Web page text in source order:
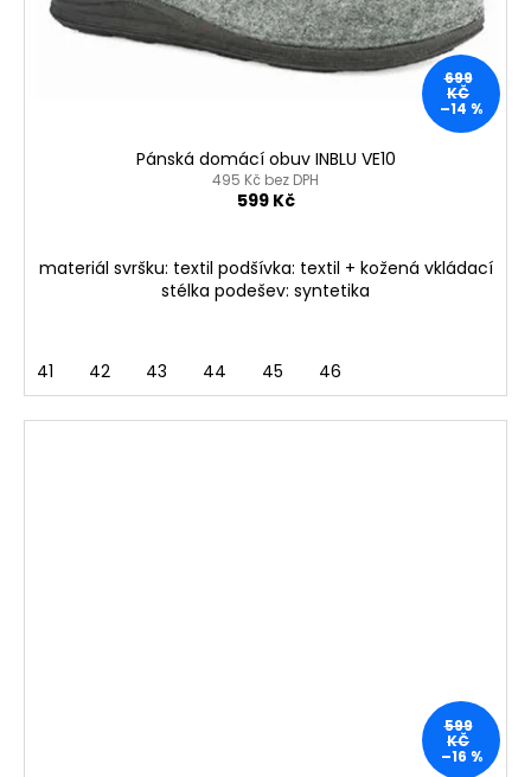
699
KČ
–14 %
Pánská domácí obuv INBLU VE10
495 Kč bez DPH
599 Kč
materiál svršku: textil podšívka: textil + kožená vkládací
stélka podešev: syntetika
41 42 43 44 45 46
599
KČ
–16 %